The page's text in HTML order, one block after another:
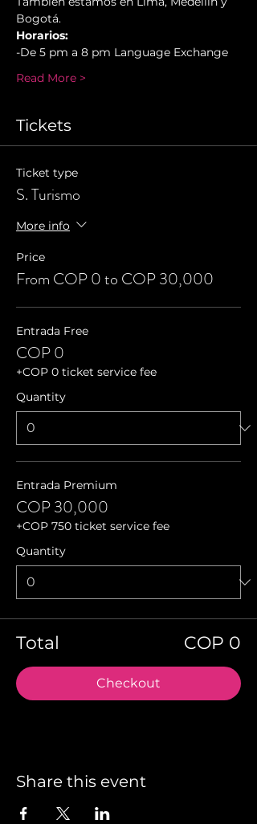
Bogotá.
Horarios:
-De 5 pm a 8 pm Language Exchange
Read More >
Tickets
Ticket type
S. Turismo
More info
Price
From COP 0 to COP 30,000
Entrada Free
COP 0
+COP 0 ticket service fee
Quantity
Entrada Premium
COP 30,000
+COP 750 ticket service fee
Quantity
Total COP 0
Checkout
Share this event